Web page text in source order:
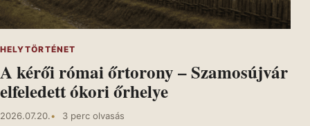
HELYTÖRTÉNET
A kérői római őrtorony – Szamosújvár
elfeledett ókori őrhelye
2026.07.20. 3 perc olvasás